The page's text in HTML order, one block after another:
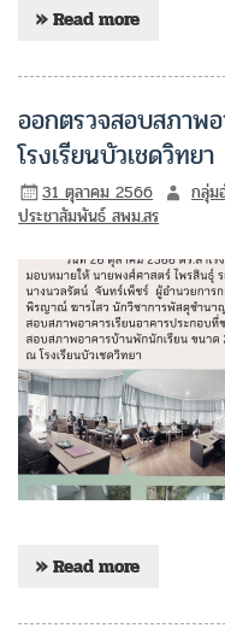
» Read more
ออกตรวจสอบสภาพ
โรงเรียนบัวเชดวิทยา
31 ตุลาคม 2566 กลุ่ม
ประชาสัมพันธ์ สพม.สร
» Read more